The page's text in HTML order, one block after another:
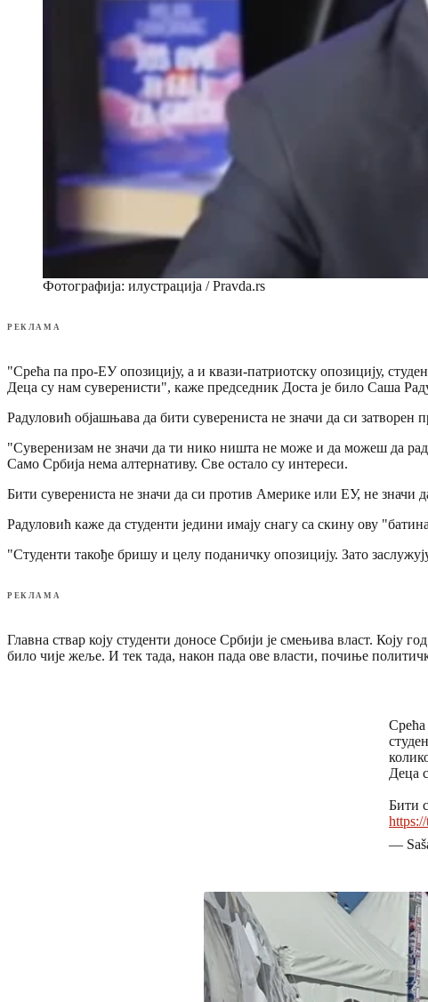
Фотографија: илустрација / Pravda.rs
РЕКЛАМА
"Срећа па про-ЕУ опозицију, а и квази-патриотску опозицију,
Деца су нам суверенисти", каже председник Доста је било Саша
Радуловић објашњава да бити суверениста не значи да си затворен
"Суверенизам не значи да ти нико ништа не може и да можеш да
Само Србија нема алтернативу. Све остало су интереси.
Бити суверениста не значи да си против Америке или ЕУ, не значи
Радуловић каже да студенти једини имају снагу са скину ову
"Студенти такође бришу и целу поданичку опозицију. Зато
РЕКЛАМА
Главна ствар коју студенти доносе Србији је смењива власт. Коју
било чије жеље. И тек тада, након пада ове власти, почиње
Срећа
Деца
Бити
—